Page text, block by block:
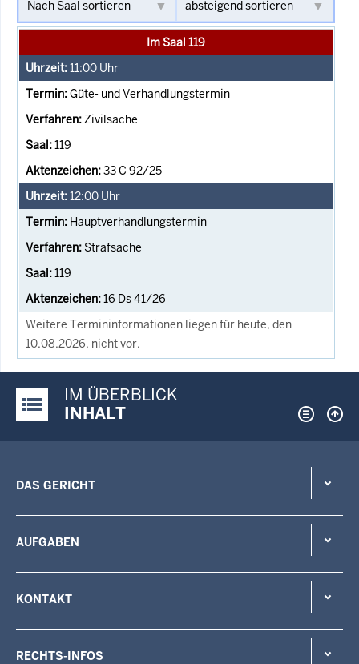
Im Saal 119
11:00 Uhr
Güte- und Verhandlungstermin
Zivilsache
119
33 C 92/25
12:00 Uhr
Hauptverhandlungstermin
Strafsache
119
16 Ds 41/26
Weitere Termininformationen liegen für heute, den
10.08.2026, nicht vor.
Justiz-Portal im Überblick:
IM ÜBERBLICK
INHALT
DAS GERICHT
AUFGABEN
KONTAKT
RECHTS-INFOS